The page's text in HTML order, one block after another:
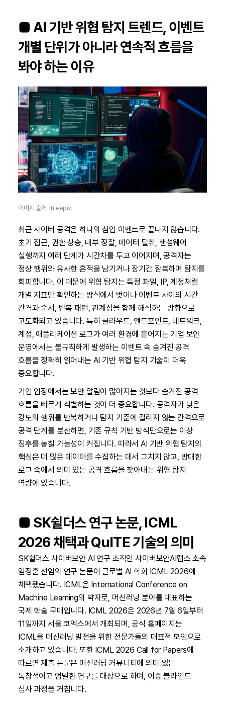
■ AI 기반 위협 탐지 트렌드, 이벤트
개별 단위가 아니라 연속적 흐름을
봐야 하는 이유
이미지 출처 :freepik
최근 사이버 공격은 하나의 침입 이벤트로 끝나지 않습니다.
초기 접근, 권한 상승, 내부 정찰, 데이터 탈취, 랜섬웨어
실행까지 여러 단계가 시간차를 두고 이어지며, 공격자는
정상 행위와 유사한 흔적을 남기거나 장기간 잠복하며 탐지를
회피합니다. 이 때문에 위협 탐지는 특정 파일, IP, 계정처럼
개별 지표만 확인하는 방식에서 벗어나 이벤트 사이의 시간
간격과 순서, 반복 패턴, 관계성을 함께 해석하는 방향으로
고도화되고 있습니다. 특히 클라우드, 엔드포인트, 네트워크,
계정, 애플리케이션 로그가 여러 환경에 흩어지는 기업 보안
운영에서는 불규칙하게 발생하는 이벤트 속 숨겨진 공격
흐름을 정확히 읽어내는 AI 기반 위협 탐지 기술이 더욱
중요합니다.
기업 입장에서는 보안 알림이 많아지는 것보다 숨겨진 공격
흐름을 빠르게 식별하는 것이 더 중요합니다. 공격자가 낮은
강도의 행위를 반복하거나 탐지 기준에 걸리지 않는 간격으로
공격 단계를 분산하면, 기존 규칙 기반 방식만으로는 이상
징후를 놓칠 가능성이 커집니다. 따라서 AI 기반 위협 탐지의
핵심은 더 많은 데이터를 수집하는 데서 그치지 않고, 방대한
로그 속에서 의미 있는 공격 흐름을 찾아내는 위협 탐지
역량에 있습니다.
■ SK쉴더스 연구 논문, ICML
2026 채택과 QuITE 기술의 의미
SK쉴더스 사이버보안 AI 연구 조직인 사이버보안AI랩스 소속
임정훈 선임의 연구 논문이 글로벌 AI 학회 ICML 2026에
채택됐습니다. ICML은 International Conference on
Machine Learning의 약자로, 머신러닝 분야를 대표하는
국제 학술 무대입니다. ICML 2026은 2026년 7월 6일부터
11일까지 서울 코엑스에서 개최되며, 공식 홈페이지는
ICML을 머신러닝 발전을 위한 전문가들의 대표적 모임으로
소개하고 있습니다. 또한 ICML 2026 Call for Papers에
따르면 제출 논문은 머신러닝 커뮤니티에 의미 있는
독창적이고 엄밀한 연구를 대상으로 하며, 이중 블라인드
심사 과정을 거칩니다.